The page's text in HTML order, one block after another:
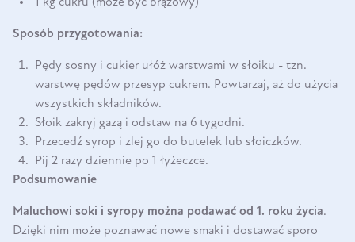
Sposób przygotowania:
Pędy sosny i cukier ułóż warstwami w słoiku - tzn.
warstwę pędów przesyp cukrem. Powtarzaj, aż do użycia
wszystkich składników.
Słoik zakryj gazą i odstaw na 6 tygodni.
Przecedź syrop i zlej go do butelek lub słoiczków.
Pij 2 razy dziennie po 1 łyżeczce.
Podsumowanie
Maluchowi soki i syropy można podawać od 1. roku życia.
Dzięki nim może poznawać nowe smaki i dostawać sporo